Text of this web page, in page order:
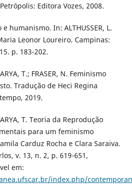
Editora Vozes, 2008.
e humanismo. In: ALTHUSSER, L.
Leonor Loureiro. Campinas:
p. 183-202.
T.; FRASER, N. Feminismo
Tradução de Heci Regina
2019.
T. Teoria da Reprodução
para um feminismo
Carduz Rocha e Clara Saraiva.
v. 13, n. 2, p. 619-651,
em:
index.php/